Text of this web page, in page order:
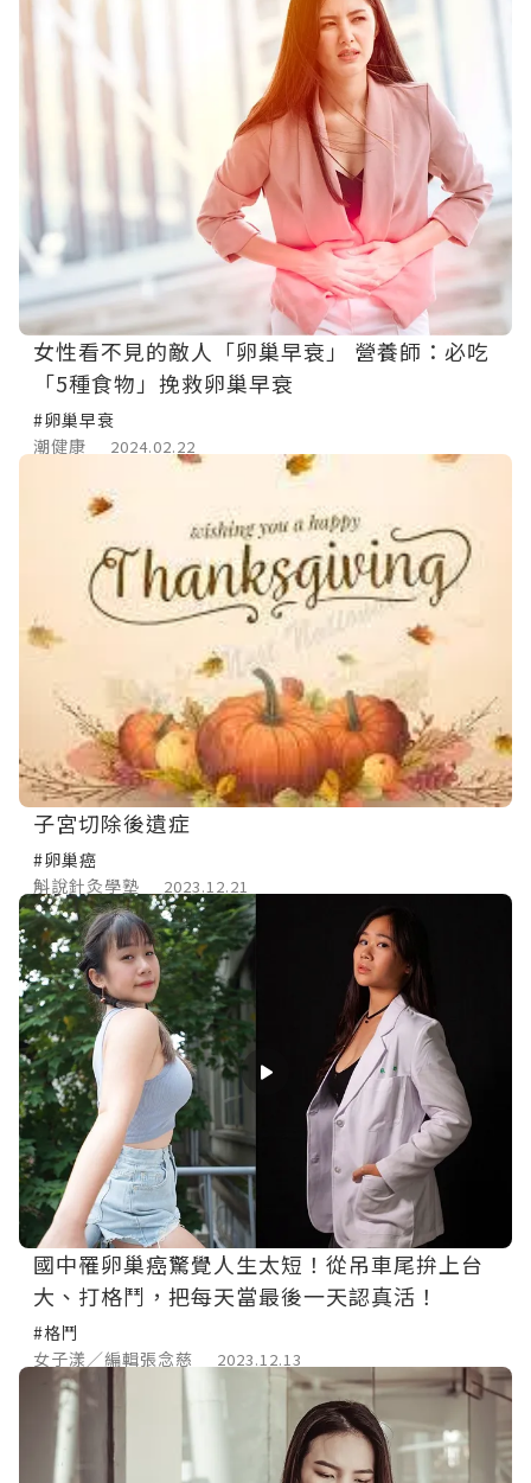
女性看不見的敵人「卵巢早衰」 營養師：必吃
「5種食物」挽救卵巢早衰
#卵巢早衰
潮健康
2024.02.22
子宮切除後遺症
#卵巢癌
斛說針灸學塾
2023.12.21
國中罹卵巢癌驚覺人生太短！從吊車尾拚上台
大、打格鬥，把每天當最後一天認真活！
#格鬥
女子漾／編輯張念慈
2023.12.13